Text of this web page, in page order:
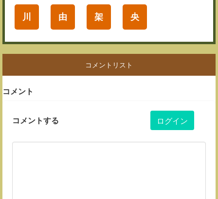
川 由 架 央
コメントリスト
コメント
コメントする ログイン